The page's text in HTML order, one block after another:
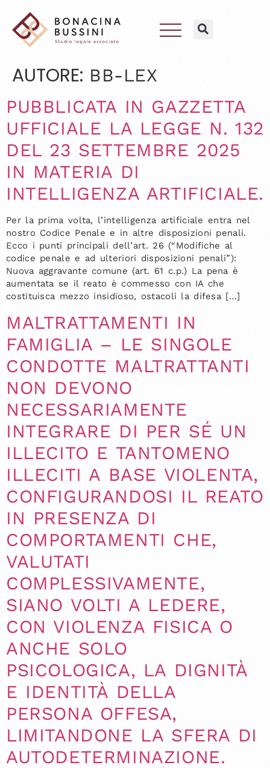
AUTORE: BB-LEX
PUBBLICATA IN GAZZETTA
UFFICIALE LA LEGGE N. 132
DEL 23 SETTEMBRE 2025
IN MATERIA DI
INTELLIGENZA ARTIFICIALE.
Per la prima volta, l’intelligenza artificiale entra nel
nostro Codice Penale e in altre disposizioni penali.
Ecco i punti principali dell’art. 26 (“Modifiche al
codice penale e ad ulteriori disposizioni penali”):
Nuova aggravante comune (art. 61 c.p.) La pena è
aumentata se il reato è commesso con IA che
costituisca mezzo insidioso, ostacoli la difesa […]
MALTRATTAMENTI IN
FAMIGLIA – LE SINGOLE
CONDOTTE MALTRATTANTI
NON DEVONO
NECESSARIAMENTE
INTEGRARE DI PER SÉ UN
ILLECITO E TANTOMENO
ILLECITI A BASE VIOLENTA,
CONFIGURANDOSI IL REATO
IN PRESENZA DI
COMPORTAMENTI CHE,
VALUTATI
COMPLESSIVAMENTE,
SIANO VOLTI A LEDERE,
CON VIOLENZA FISICA O
ANCHE SOLO
PSICOLOGICA, LA DIGNITÀ
E IDENTITÀ DELLA
PERSONA OFFESA,
LIMITANDONE LA SFERA DI
AUTODETERMINAZIONE.